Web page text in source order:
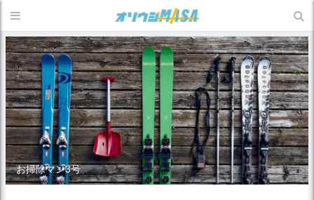
お掃除マン3号